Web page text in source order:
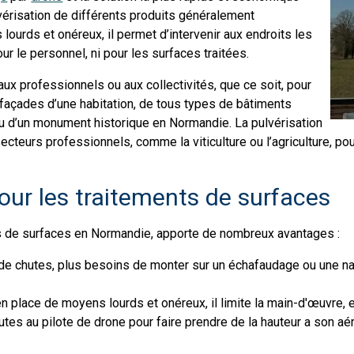
de différents produits généralement
et onéreux, il permet d’intervenir aux endroits les
le personnel, ni pour les surfaces traitées.
professionnels ou aux collectivités, que ce soit, pour
d’une habitation, de tous types de bâtiments
monument historique en Normandie. La pulvérisation
professionnels, comme la viticulture ou l’agriculture,
les traitements de surfaces
surfaces en Normandie, apporte de nombreux avantages :
chutes, plus besoins de monter sur un échafaudage ou une
place de moyens lourds et onéreux, il limite la main-d'œuvre,
au pilote de drone pour faire prendre de la hauteur a son